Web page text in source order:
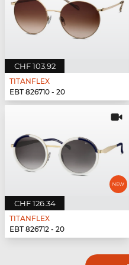
CHF 103.92
TITANFLEX
EBT 826710 - 20
CHF 126.34
TITANFLEX
EBT 826712 - 20